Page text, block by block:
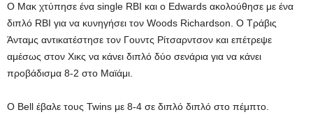
Ο Μακ χτύπησε ένα single RBI και ο Edwards ακολούθησε με ένα
διπλό RBI για να κυνηγήσει τον Woods Richardson. Ο Τράβις
Άνταμς αντικατέστησε τον Γουντς Ρίτσαρντσον και επέτρεψε
αμέσως στον Χικς να κάνει διπλό δύο σενάρια για να κάνει
προβάδισμα 8-2 στο Μαϊάμι.
Ο Bell έβαλε τους Twins με 8-4 σε διπλό διπλό στο πέμπτο.